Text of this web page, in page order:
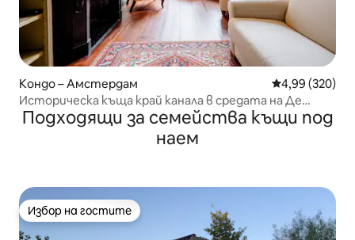
Кондо – Амстердам Средна
4,99 (320)
Историческа къща край канала в средата на Де
Йордан!
Подходящи за семейства къщи под
наем
Избор на гостите
Избор на гостите